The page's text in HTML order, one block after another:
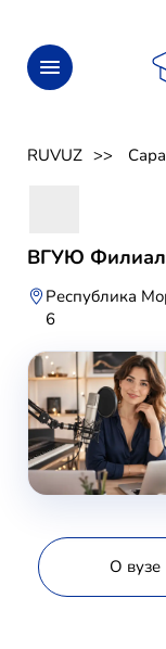
RUVUZ
ВГУЮ Филиал
Республика
6
О вузе